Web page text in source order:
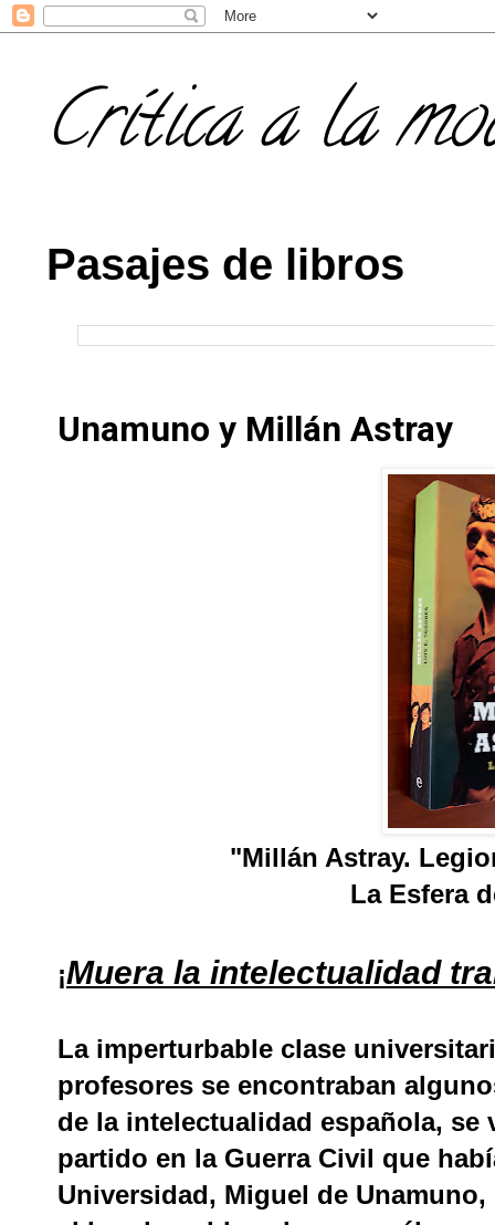
Crítica a la
Pasajes de libros
Unamuno y Millán Astray
"Millán Astray.
La Esfera
¡Muera la intelectualidad
La imperturbable clase
profesores se encontraban
de la intelectualidad española,
partido en la Guerra Civil que
Universidad, Miguel de